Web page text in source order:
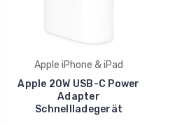
Apple iPhone & iPad
Apple 20W USB-C Power
Adapter
Schnellladegerät